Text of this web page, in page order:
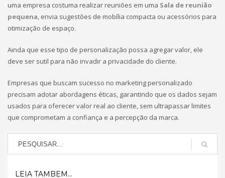
uma empresa costuma realizar reuniões em uma Sala de reunião
pequena, envia sugestões de mobília compacta ou acessórios para
otimização de espaço.
Ainda que esse tipo de personalização possa agregar valor, ele
deve ser sutil para não invadir a privacidade do cliente.
Empresas que buscam sucesso no marketing personalizado
precisam adotar abordagens éticas, garantindo que os dados sejam
usados para oferecer valor real ao cliente, sem ultrapassar limites
que comprometam a confiança e a percepção da marca.
LEIA TAMBEM...